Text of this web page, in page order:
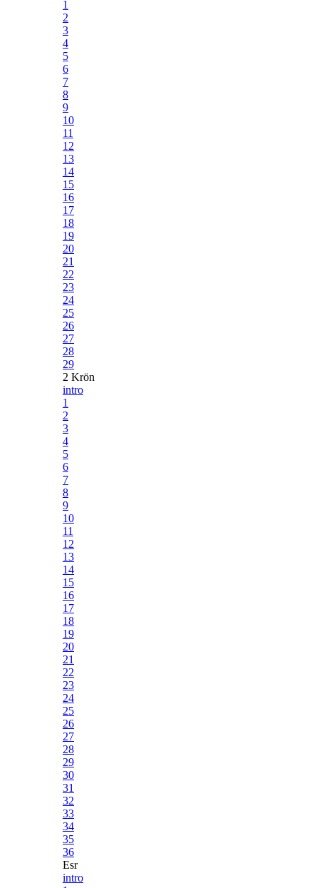
1
2
3
4
5
6
7
8
9
10
11
12
13
14
15
16
17
18
19
20
21
22
23
24
25
26
27
28
29
2 Krön
intro
1
2
3
4
5
6
7
8
9
10
11
12
13
14
15
16
17
18
19
20
21
22
23
24
25
26
27
28
29
30
31
32
33
34
35
36
Esr
intro